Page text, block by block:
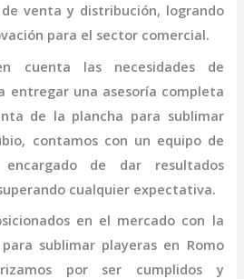
venta y distribución, logrando
para el sector comercial.
cuenta las necesidades de
entregar una asesoría completa
de la plancha para sublimar
contamos con un equipo de
encargado de dar resultados
cualquier expectativa.
en el mercado con la
sublimar playeras en Romo
por ser cumplidos y